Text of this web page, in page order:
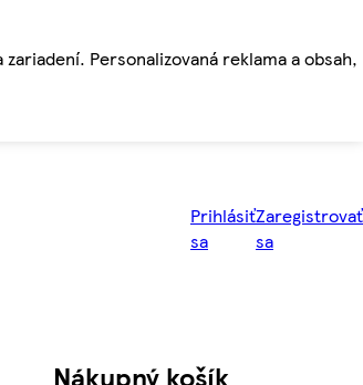
Personalizovaná reklama a obsah,
Prihlásiť
sa
Zaregistrovať
sa
Nákupný košík